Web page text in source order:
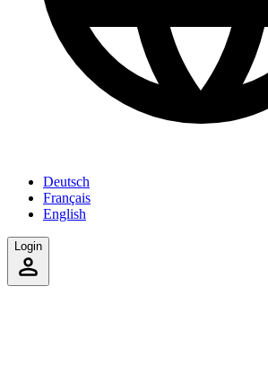
Deutsch
Français
English
Login